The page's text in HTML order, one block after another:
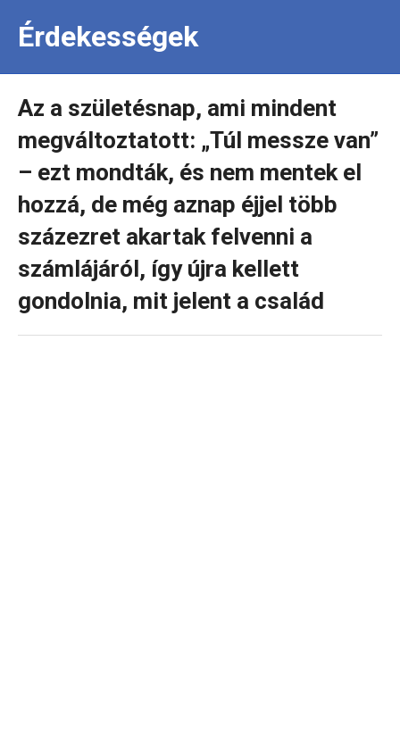
Érdekességek
Az a születésnap, ami mindent
megváltoztatott: „Túl messze van”
– ezt mondták, és nem mentek el
hozzá, de még aznap éjjel több
százezret akartak felvenni a
számlájáról, így újra kellett
gondolnia, mit jelent a család